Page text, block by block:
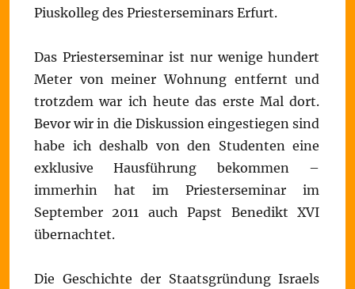
Piuskolleg des Priesterseminars Erfurt.
Das Priesterseminar ist nur wenige hundert
Meter von meiner Wohnung entfernt und
trotzdem war ich heute das erste Mal dort.
Bevor wir in die Diskussion eingestiegen sind
habe ich deshalb von den Studenten eine
exklusive Hausführung bekommen –
immerhin hat im Priesterseminar im
September 2011 auch Papst Benedikt XVI
übernachtet.
Die Geschichte der Staatsgründung Israels